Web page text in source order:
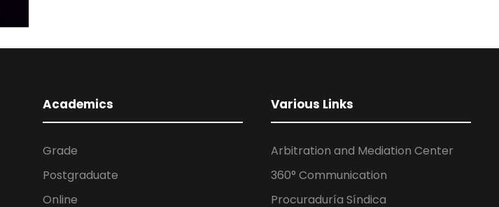
Academics
Grade
Postgraduate
Online
Various Links
Arbitration and Mediation Center
360° Communication
Procuraduría Síndica